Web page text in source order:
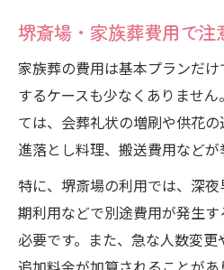
堺斎場・家族葬費用で注
家族葬の費用は基本プランだ
するケースも少なくありませ
ては、会葬礼状の増刷や供花
進落とし料理、搬送費用などが
特に、堺斎場の利用では、深
期利用などで別途費用が発生
必要です。また、急な人数変